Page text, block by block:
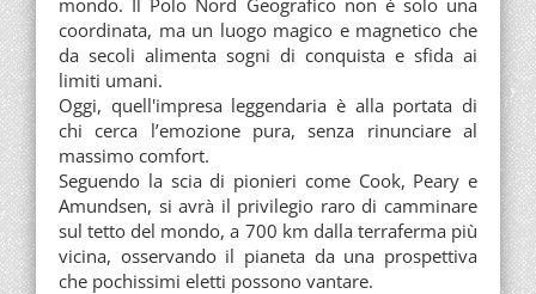
coordinata, ma un luogo magico e magnetico che
da secoli alimenta sogni di conquista e sfida ai
limiti umani.
Oggi, quell'impresa leggendaria è alla portata di
chi cerca l’emozione pura, senza rinunciare al
massimo comfort.
Seguendo la scia di pionieri come Cook, Peary e
Amundsen, si avrà il privilegio raro di camminare
sul tetto del mondo, a 700 km dalla terraferma più
vicina, osservando il pianeta da una prospettiva
che pochissimi eletti possono vantare.